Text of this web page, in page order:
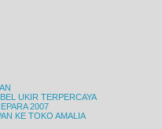
UKIR TERPERCAYA
2007
KE TOKO AMALIA